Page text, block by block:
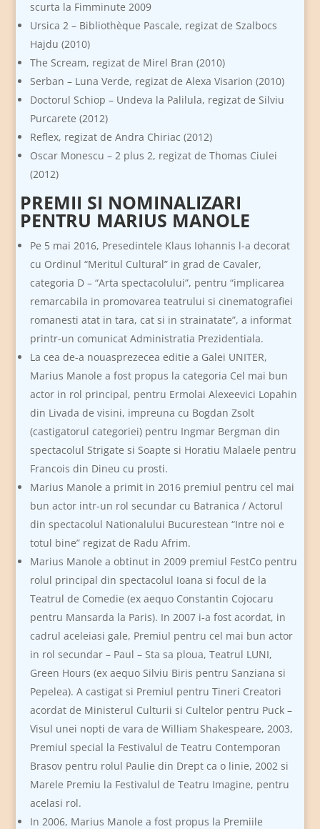
scurta la Fimminute 2009
Ursica 2 – Bibliothèque Pascale, regizat de Szalbocs
Hajdu (2010)
The Scream, regizat de Mirel Bran (2010)
Serban – Luna Verde, regizat de Alexa Visarion (2010)
Doctorul Schiop – Undeva la Palilula, regizat de Silviu
Purcarete (2012)
Reflex, regizat de Andra Chiriac (2012)
Oscar Monescu – 2 plus 2, regizat de Thomas Ciulei
(2012)
PREMII SI NOMINALIZARI
PENTRU MARIUS MANOLE
Pe 5 mai 2016, Presedintele Klaus Iohannis l-a decorat
cu Ordinul “Meritul Cultural” in grad de Cavaler,
categoria D – “Arta spectacolului”, pentru “implicarea
remarcabila in promovarea teatrului si cinematografiei
romanesti atat in tara, cat si in strainatate”, a informat
printr-un comunicat Administratia Prezidentiala.
La cea de-a nouasprezecea editie a Galei UNITER,
Marius Manole a fost propus la categoria Cel mai bun
actor in rol principal, pentru Ermolai Alexeevici Lopahin
din Livada de visini, impreuna cu Bogdan Zsolt
(castigatorul categoriei) pentru Ingmar Bergman din
spectacolul Strigate si Soapte si Horatiu Malaele pentru
Francois din Dineu cu prosti.
Marius Manole a primit in 2016 premiul pentru cel mai
bun actor intr-un rol secundar cu Batranica / Actorul
din spectacolul Nationalului Bucurestean “Intre noi e
totul bine” regizat de Radu Afrim.
Marius Manole a obtinut in 2009 premiul FestCo pentru
rolul principal din spectacolul Ioana si focul de la
Teatrul de Comedie (ex aequo Constantin Cojocaru
pentru Mansarda la Paris). In 2007 i-a fost acordat, in
cadrul aceleiasi gale, Premiul pentru cel mai bun actor
in rol secundar – Paul – Sta sa ploua, Teatrul LUNI,
Green Hours (ex aequo Silviu Biris pentru Sanziana si
Pepelea). A castigat si Premiul pentru Tineri Creatori
acordat de Ministerul Culturii si Cultelor pentru Puck –
Visul unei nopti de vara de William Shakespeare, 2003,
Premiul special la Festivalul de Teatru Contemporan
Brasov pentru rolul Paulie din Drept ca o linie, 2002 si
Marele Premiu la Festivalul de Teatru Imagine, pentru
acelasi rol.
In 2006, Marius Manole a fost propus la Premiile